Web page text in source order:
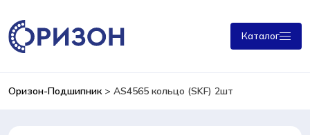
Каталог
Оризон-Подшипник> AS4565 кольцо (SKF) 2шт